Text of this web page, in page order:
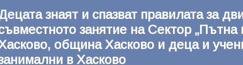
знаят и спазват правилата за
занятие на Сектор
община Хасково и деца и
в Хасково